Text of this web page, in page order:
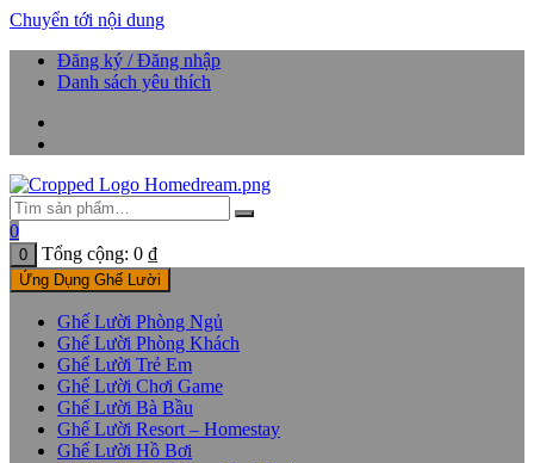
Chuyển tới nội dung
Đăng ký / Đăng nhập
Danh sách yêu thích
0
0 Tổng cộng: 0 ₫
Ứng Dụng Ghế Lười
Ghế Lười Phòng Ngủ
Ghế Lười Phòng Khách
Ghế Lười Trẻ Em
Ghế Lười Chơi Game
Ghế Lười Bà Bầu
Ghế Lười Resort – Homestay
Ghế Lười Hồ Bơi